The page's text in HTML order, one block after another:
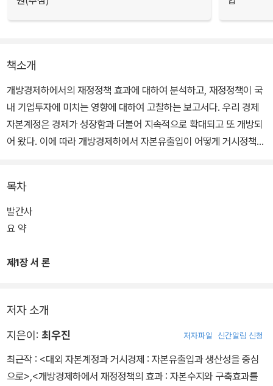
책소개
개방경제하에서의 재정정책 효과에 대하여 분석하고, 재정정책이 국
내 기업투자에 미치는 영향에 대하여 고찰하는 보고서다. 우리 경제
자본계정은 경제가 성장함과 더불어 지속적으로 확대되고 또 개방되
어 왔다. 이에 따라 개방경제하에서 자본유출입이 어떻게 거시정책의
출의 효과에 대해서 살펴보도록 한다.
목차
발간사
요 약
제1장 서 론
저자 소개
지은이: 최우진 저자파일 신간알림 신청
최근작 : <대외 자본계정과 거시경제 : 자본유출입과 생산성을 중심
으로> <개방경제하에서 재정정책의 효과 : 자본수지와 구축효과를